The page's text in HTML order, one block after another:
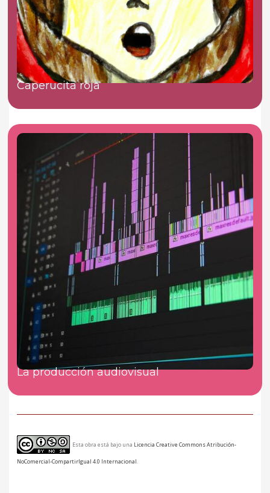
Caperucita roja
La producción audiovisual
Esta obra está bajo una Licencia Creative Commons Atribución-
NoComercial-CompartirIgual 4.0 Internacional.